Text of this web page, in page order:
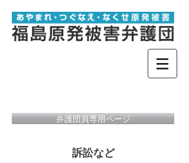
弁護団員専用ページ
訴訟など